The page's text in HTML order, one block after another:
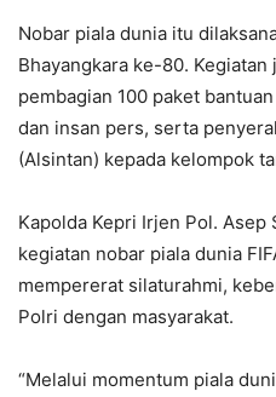
Nobar piala dunia itu
Bhayangkara ke-80.
pembagian 100 paket
dan insan pers, serta
(Alsintan) kepada kelompok
Kapolda Kepri Irjen Pol. Asep
kegiatan nobar piala dunia
mempererat silaturahmi,
Polri dengan masyarakat.
“Melalui momentum piala